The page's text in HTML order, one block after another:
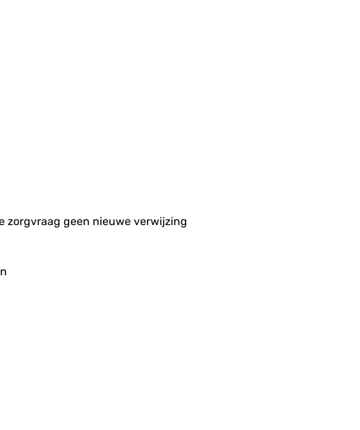
zorgvraag geen nieuwe verwijzing